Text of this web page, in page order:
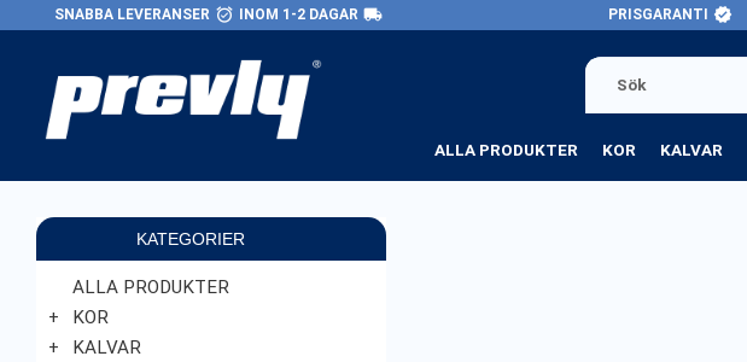
SNABBA LEVERANSER alarm_on INOM 1-2 DAGAR local_shipping PRISGARANTI verified
ALLA PRODUKTER KOR KALVAR
KATEGORIER
ALLA PRODUKTER
KOR
KALVAR